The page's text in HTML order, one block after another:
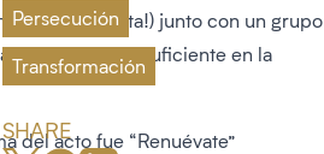
(¡y en voz alta!) junto con un grupo
insistiremos lo suficiente en la
del acto fue “Renuévate”
Persecución
Transformación
SHARE